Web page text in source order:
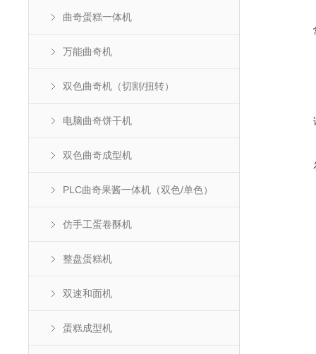
曲奇蛋糕一体机
万能曲奇机
双色曲奇机（切割/扭转）
电脑曲奇饼干机
双色曲奇成型机
PLC曲奇果酱一体机（双色/单色）
仿手工蛋卷酥机
整盘蛋糕机
双速和面机
蛋糕成型机